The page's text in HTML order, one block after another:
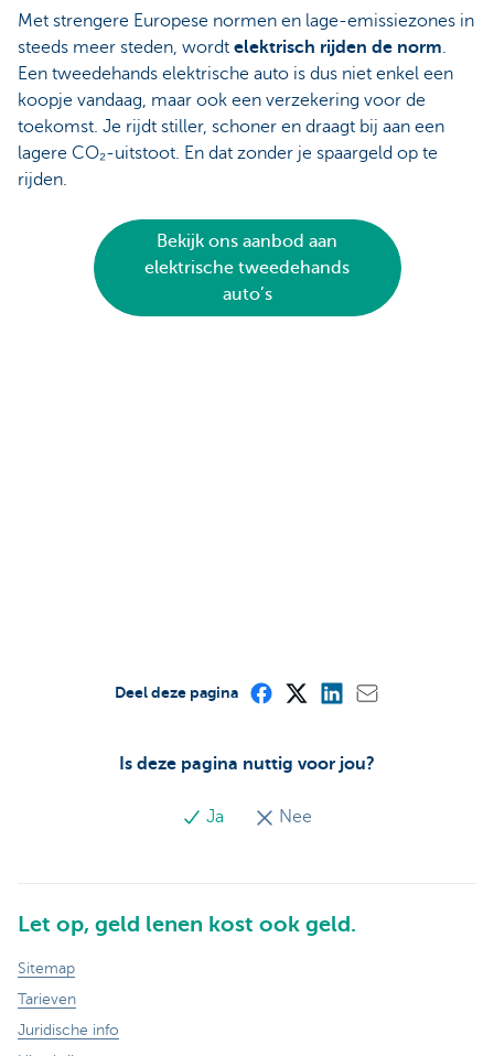
Met strengere Europese normen en lage-emissiezones in
steeds meer steden, wordt elektrisch rijden de norm.
Een tweedehands elektrische auto is dus niet enkel een
koopje vandaag, maar ook een verzekering voor de
toekomst. Je rijdt stiller, schoner en draagt bij aan een
lagere CO₂-uitstoot. En dat zonder je spaargeld op te
rijden.
Bekijk ons aanbod aan
elektrische tweedehands
auto’s
Is deze pagina nuttig voor jou?
Ja Nee
Deel deze pagina
Let op, geld lenen kost ook geld.
Sitemap
Tarieven
Juridische info